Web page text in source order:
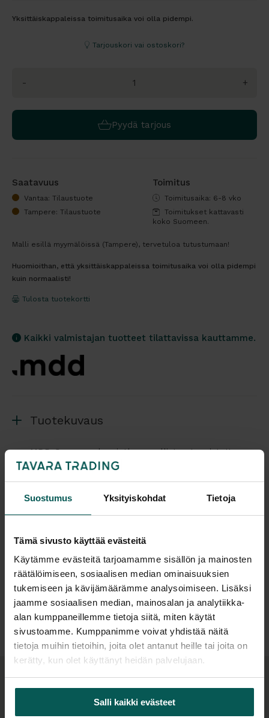
Suostumus Yksityiskohdat Tietoja
Tämä sivusto käyttää evästeitä
Käytämme evästeitä tarjoamamme sisällön ja mainosten
räätälöimiseen, sosiaalisen median ominaisuuksien
tukemiseen ja kävijämäärämme analysoimiseen. Lisäksi
jaamme sosiaalisen median, mainosalan ja analytiikka-
alan kumppaneillemme tietoja siitä, miten käytät
sivustoamme. Kumppanimme voivat yhdistää näitä
tietoja muihin tietoihin, joita olet antanut heille tai joita on
kerätty, kun olet käyttänyt heidän palvelujaan.
Salli kaikki evästeet
Yksittäiskappaleissa toimitusaika voi olla pidempi.
Tarjouskori vai ostoskori?
- +
Pyydä tarjous
Saatavuus
Vantaa: Tilaustuote
Tampere: Tilaustuote
Toimitus
Toimitusaika: 6-8 vko
Toimitukset kattavasti
koko Suomeen.
Malli esillä myymälöissä (Tampere), tervetuloa tutustumaan!
Huomioithan, että yksittäiskappaleissa toimitusaika voi olla pidempi
kuin normaalisti!
Tulosta tuotekortti
Kaikki valmistajan tuotteet tilattavissa kauttamme.
Tuotekuvaus
MDD Grace -sohva jatkaa malliston tunnistettavaa
club chair -henkistä muotokieltä myös 2- ja 3-
istuttavana. Sohvan korkea jalusta helpottaa
istuutumista ja ylös nousemista, ja kevyt
metallirunko tekee kalusteesta helposti
alaselän ja hartioiden alueelta, mikä auttaa
säilyttämään ergonomisen ja ryhdikkään istuma-
asennon myös pidemmässä käytössä.
Grace-sohvan istuinosa ja selkänoja on valmistettu
yhdestä muotista valetuista
vaahtomuovielementeistä, mikä estää käyttäjää
painumasta istuimeen ja pitää sohvan
käytössä. Selkänojan ja käsinojien muotoilu seuraa
ylävartalon linjaa, jolloin käsivarret lepäävät
Suunnittelija
Lisätiedot